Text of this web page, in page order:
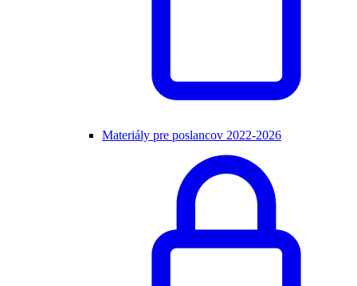
Materiály pre poslancov 2022-2026